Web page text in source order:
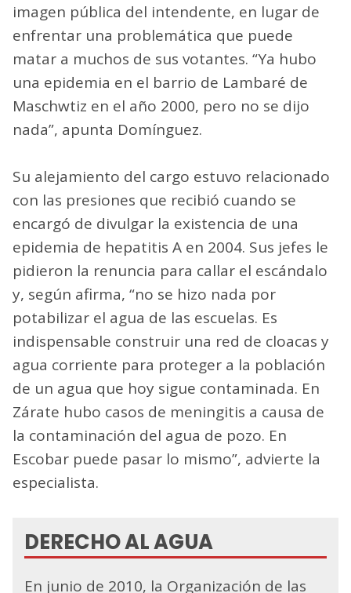
imagen pública del intendente, en lugar de
enfrentar una problemática que puede
matar a muchos de sus votantes. “Ya hubo
una epidemia en el barrio de Lambaré de
Maschwtiz en el año 2000, pero no se dijo
nada”, apunta Domínguez.
Su alejamiento del cargo estuvo relacionado
con las presiones que recibió cuando se
encargó de divulgar la existencia de una
epidemia de hepatitis A en 2004. Sus jefes le
pidieron la renuncia para callar el escándalo
y, según afirma, “no se hizo nada por
potabilizar el agua de las escuelas. Es
indispensable construir una red de cloacas y
agua corriente para proteger a la población
de un agua que hoy sigue contaminada. En
Zárate hubo casos de meningitis a causa de
la contaminación del agua de pozo. En
Escobar puede pasar lo mismo”, advierte la
especialista.
DERECHO AL AGUA
En junio de 2010, la Organización de las